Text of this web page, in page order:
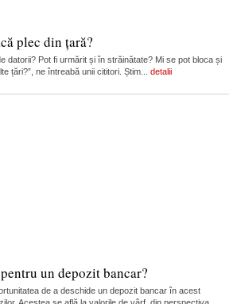
plec din țară?
datorii? Pot fi urmărit și în străinătate? Mi se pot bloca și
țări?”, ne întreabă unii cititori. Știm... detalii
un depozit bancar?
de a deschide un depozit bancar în acest
Acestea se află la valorile de vârf, din perspectiva